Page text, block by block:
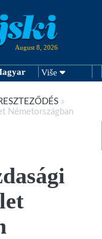
August 8, 2026
Više
»
Németországban